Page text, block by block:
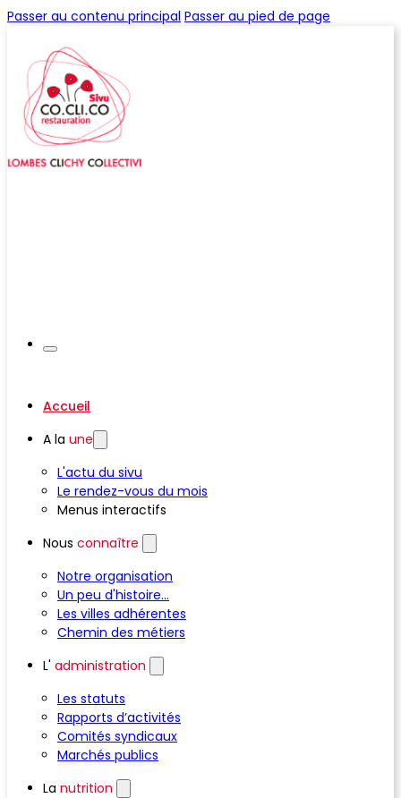
Passer au contenu principal Passer au pied de page
Accueil
A la une
L'actu du sivu
Le rendez-vous du mois
Menus interactifs
Nous connaître
Notre organisation
Un peu d'histoire...
Les villes adhérentes
Chemin des métiers
L' administration
Les statuts
Rapports d’activités
Comités syndicaux
Marchés publics
La nutrition